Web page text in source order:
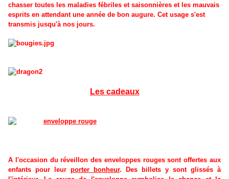
chasser toutes les maladies fébriles et saisonnières et les mauvais
esprits en attendant une année de bon augure. Cet usage s'est
transmis jusqu'à nos jours.
Les cadeaux
A l'occasion du réveillon des enveloppes rouges sont offertes aux
enfants pour leur porter bonheur. Des billets y sont glissés à